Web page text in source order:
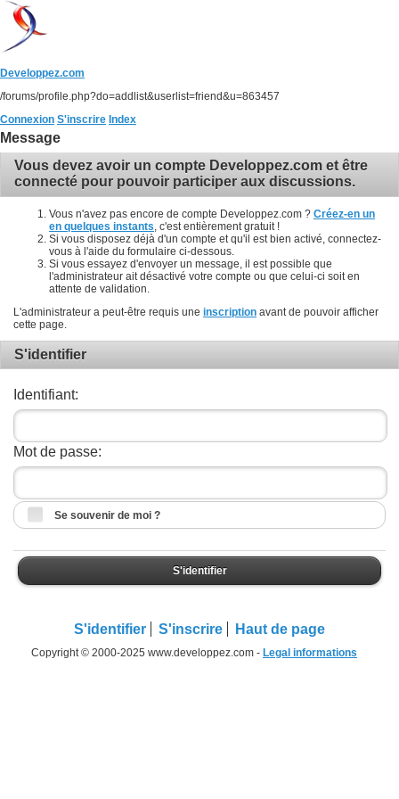
Developpez.com
/forums/profile.php?do=addlist&userlist=friend&u=863457
Connexion S'inscrire Index
Message
Vous devez avoir un compte Developpez.com et être
connecté pour pouvoir participer aux discussions.
Vous n'avez pas encore de compte Developpez.com ? Créez-en un
en quelques instants , c'est entièrement gratuit !
Si vous disposez déjà d'un compte et qu'il est bien activé, connectez-
vous à l'aide du formulaire ci-dessous.
Si vous essayez d'envoyer un message, il est possible que
l'administrateur ait désactivé votre compte ou que celui-ci soit en
attente de validation.
L'administrateur a peut-être requis une inscription avant de pouvoir afficher
cette page.
S'identifier
Identifiant:
Mot de passe:
Se souvenir de moi ?
S'identifier
S'identifier S'inscrire Haut de page
Copyright © 2000-2025 www.developpez.com - Legal informations